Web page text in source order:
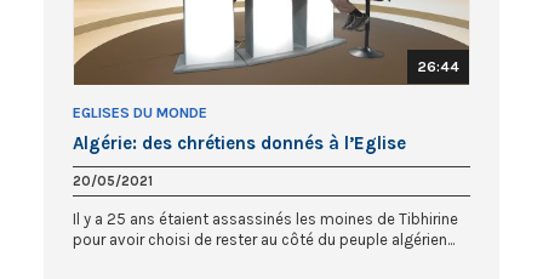
26:44
EGLISES DU MONDE
Algérie: des chrétiens donnés à l’Eglise
20/05/2021
Il y a 25 ans étaient assassinés les moines de Tibhirine
pour avoir choisi de rester au côté du peuple algérien...